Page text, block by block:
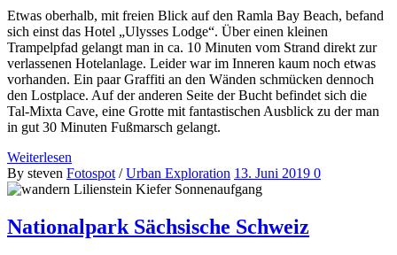
Etwas oberhalb, mit freien Blick auf den Ramla Bay Beach, befand
sich einst das Hotel „Ulysses Lodge“. Über einen kleinen
Trampelpfad gelangt man in ca. 10 Minuten vom Strand direkt zur
verlassenen Hotelanlage. Leider war im Inneren kaum noch etwas
vorhanden. Ein paar Graffiti an den Wänden schmücken dennoch
den Lostplace. Auf der anderen Seite der Bucht befindet sich die
Tal-Mixta Cave, eine Grotte mit fantastischen Ausblick zu der man
in gut 30 Minuten Fußmarsch gelangt.
Weiterlesen
By steven Fotospot /Urban Exploration 13. Juni 2019 0
Nationalpark Sächsische Schweiz